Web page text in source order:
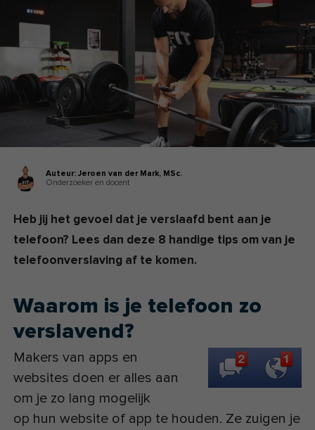
Auteur: Jeroen van der Mark, MSc.
Onderzoeker en docent
Heb jij het gevoel dat je verslaafd bent aan je
telefoon? Lees dan deze 8 handige tips om van je
telefoonverslaving af te komen.
Waarom is je telefoon zo
verslavend?
Makers van apps en
websites doen er alles aan
om je zo lang mogelijk
op hun website of app te houden. Ze zuigen je